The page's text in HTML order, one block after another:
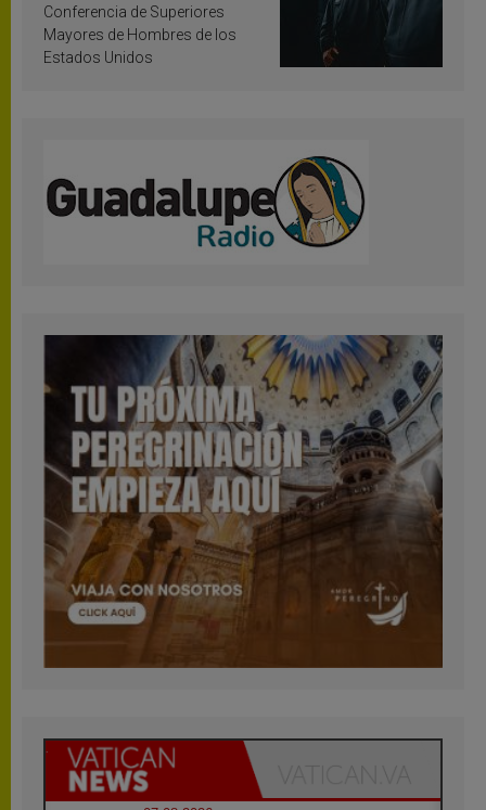
Conferencia de Superiores
Mayores de Hombres de los
Estados Unidos